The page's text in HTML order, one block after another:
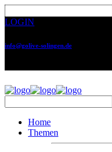
LOGIN
info@golive-solingen.de
Home
Themen